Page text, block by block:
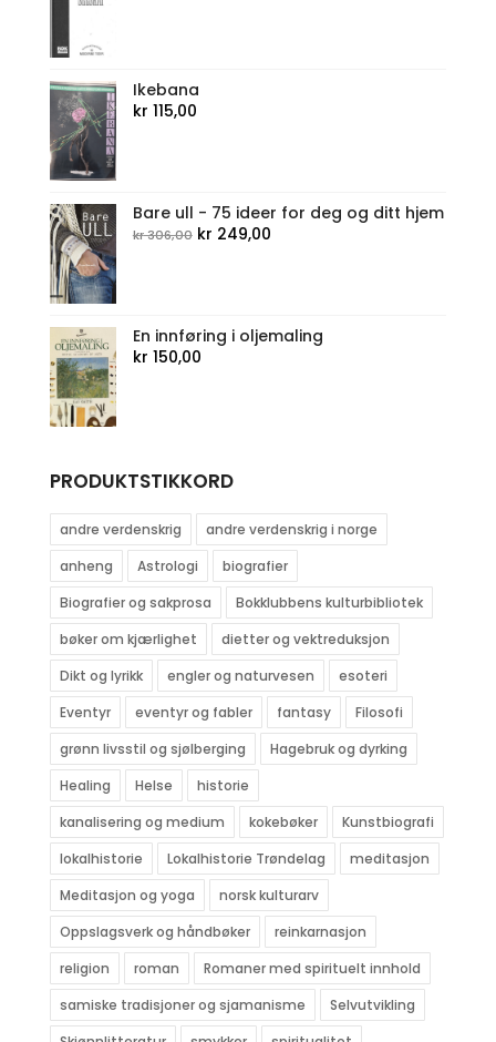
Ikebana
kr 115,00
Bare ull - 75 ideer for deg og ditt hjem
kr306,00 Opprinnelig
kr 249,00Nåværende
En innføring i oljemaling
kr 150,00
PRODUKTSTIKKORD
andre verdenskrig
andre verdenskrig i norge
anheng
Astrologi
biografier
Biografier og sakprosa
Bokklubbens kulturbibliotek
bøker om kjærlighet
dietter og vektreduksjon
Dikt og lyrikk
engler og naturvesen
esoteri
Eventyr
eventyr og fabler fantasy
Filosofi
grønn livsstil og sjølberging
Hagebruk og dyrking
Healing
Helse
historie
kanalisering og medium
kokebøker
Kunstbiografi
lokalhistorie
Lokalhistorie Trøndelag
meditasjon
Meditasjon og yoga
norsk kulturarv
Oppslagsverk og håndbøker
reinkarnasjon
religion
roman
Romaner med spirituelt innhold
samiske tradisjoner og sjamanisme
Selvutvikling